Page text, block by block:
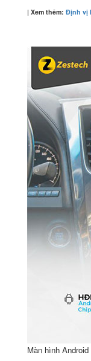
| Xem thêm: Định vị
Màn hình